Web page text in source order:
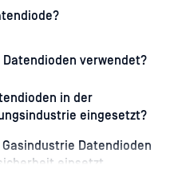
Datendioden verwendet?
in der
eingesetzt?
Gasindustrie Datendioden
einsetzt